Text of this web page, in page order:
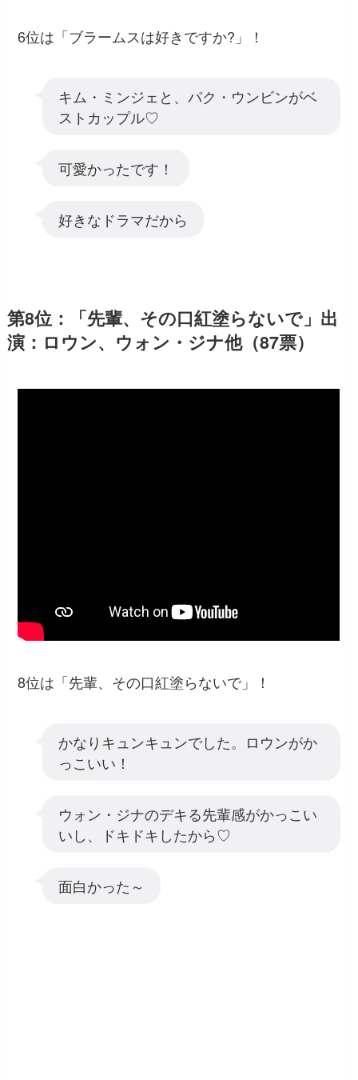
6位は「ブラームスは好きですか?」！
キム・ミンジェと、パク・ウンビンがベ
ストカップル♡
可愛かったです！
好きなドラマだから
第8位：「先輩、その口紅塗らないで」出
演：ロウン、ウォン・ジナ他（87票）
8位は「先輩、その口紅塗らないで」！
かなりキュンキュンでした。ロウンがか
っこいい！
ウォン・ジナのデキる先輩感がかっこい
いし、ドキドキしたから♡
面白かった～